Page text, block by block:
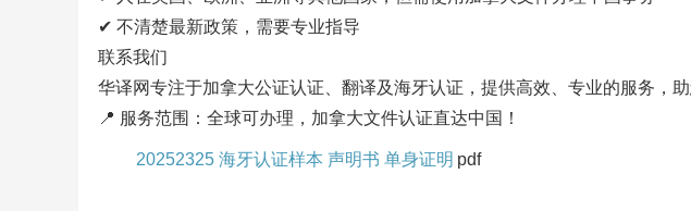
✔ 不清楚最新政策，需要专业指导
联系我们
华译网专注于加拿大公证认证、翻译及海牙认证，提供高效、专业的服务，助
📍 服务范围：全球可办理，加拿大文件认证直达中国！
20252325 海牙认证样本 声明书 单身证明 pdf